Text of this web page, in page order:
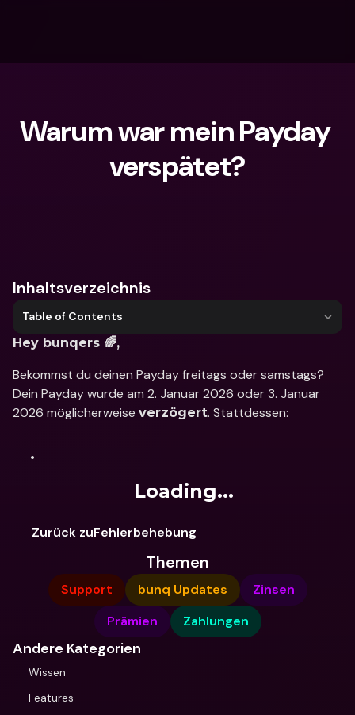
Warum war mein Payday
verspätet?
Inhaltsverzeichnis
Table of Contents
Hey bunqers 🌈,
Bekommst du deinen Payday freitags oder samstags?
Dein Payday wurde am 2. Januar 2026 oder 3. Januar
2026 möglicherweise verzögert. Stattdessen:
Loading...
Zurück zuFehlerbehebung
Themen
Support bunq Updates
Zinsen
Prämien
Zahlungen
Andere Kategorien
Wissen
Features